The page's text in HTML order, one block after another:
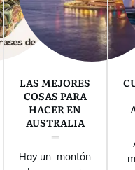
LAS MEJORES
COSAS PARA
HACER EN
AUSTRALIA
Hay un montón